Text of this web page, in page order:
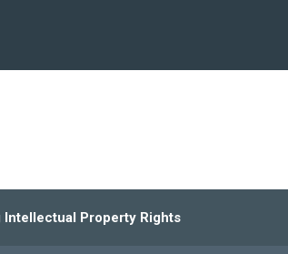
Intellectual Property Rights